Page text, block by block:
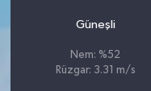
Güneşli
Nem: %52
Rüzgar: 3.31 m/s